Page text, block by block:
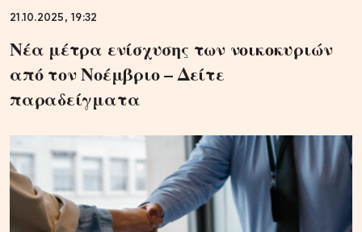
21.10.2025, 19:32
Νέα μέτρα ενίσχυσης των νοικοκυριών
από τον Νοέμβριο – Δείτε
παραδείγματα